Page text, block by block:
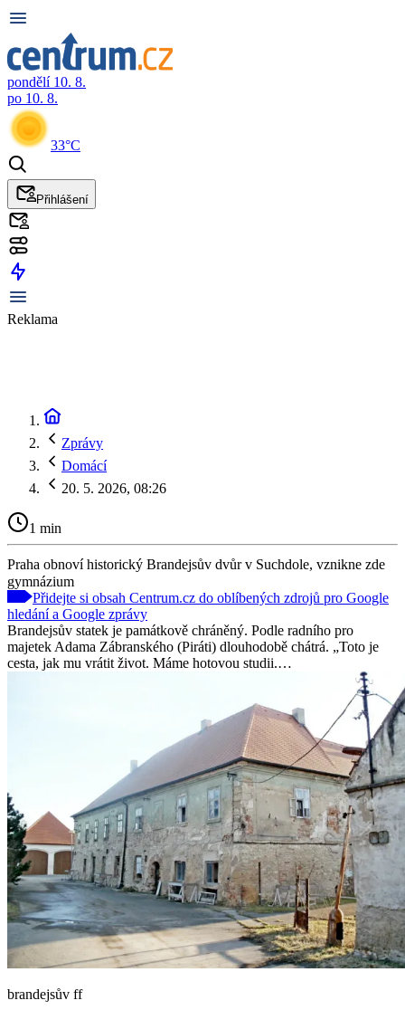
pondělí 10. 8.
po 10. 8.
33°C
Přihlášení
Reklama
Zprávy
Domácí
20. 5. 2026, 08:26
1 min
Praha obnoví historický Brandejsův dvůr v Suchdole, vznikne zde
gymnázium
Přidejte si obsah Centrum.cz do oblíbených zdrojů pro Google
hledání a Google zprávy
Brandejsův statek je památkově chráněný. Podle radního pro
majetek Adama Zábranského (Piráti) dlouhodobě chátrá. „Toto je
cesta, jak mu vrátit život. Máme hotovou studii.…
brandejsův ff